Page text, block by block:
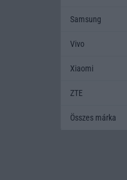
Samsung
Vivo
Xiaomi
ZTE
Összes márka